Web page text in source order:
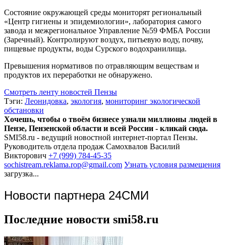
Состояние окружающей среды мониторят региональный
«Центр гигиены и эпидемиологии», лаборатория самого
завода и межрегиональное Управление №59 ФМБА России
(Заречный). Контролируют воздух, питьевую воду, почву,
пищевые продукты, воды Сурского водохранилища.
Превышения нормативов по отравляющим веществам и
продуктов их переработки не обнаружено.
Смотреть ленту новостей Пензы
Тэги: Леонидовка, экология, мониторинг экологической
обстановки
Хочешь, чтобы о твоём бизнесе узнали миллионы людей в
Пензе, Пензенской области и всей России - кликай сюда.
SMI58.ru - ведущий новостной интернет-портал Пензы.
Руководитель отдела продаж Самохвалов Василий
Викторович +7 (999) 784-45-35
sochistream.reklama.rop@gmail.com Узнать условия размещения
загрузка...
Новости партнера 24СМИ
Последние новости smi58.ru